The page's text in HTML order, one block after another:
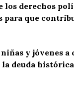
derechos
que
y
deuda